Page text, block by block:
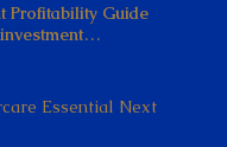
Profitability Guide
Essential Next